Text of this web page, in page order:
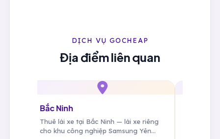
DỊCH VỤ GOCHEAP
Địa điểm liên quan
Bắc Ninh
Thuê lái xe tại Bắc Ninh — lái xe riêng
cho khu công nghiệp Samsung Yên